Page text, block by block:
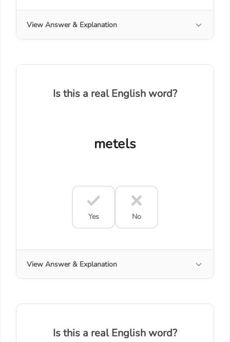
View Answer & Explanation
Is this a real English word?
metels
Yes No
View Answer & Explanation
Is this a real English word?